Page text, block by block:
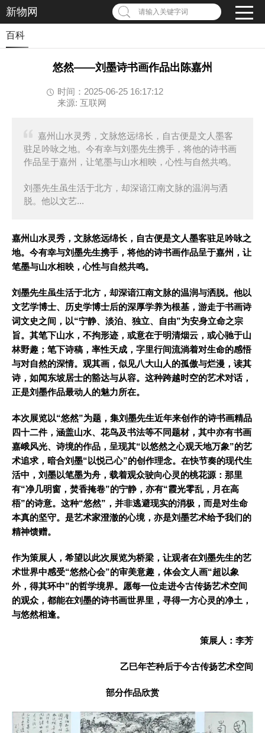
新物网 请输入关键字词
百科
悠然——刘墨诗书画作品出陈嘉州
时间：2025-06-25 16:17:12
来源: 互联网
嘉州山水灵秀，文脉悠远绵长，自古便是文人墨客
驻足吟咏之地。今有幸与刘墨先生携手，将他的诗书画
作品呈于嘉州，让笔墨与山水相映，心性与自然共鸣。
刘墨先生虽生活于北方，却深谙江南文脉的温润与洒
脱。他以文艺...
嘉州山水灵秀，文脉悠远绵长，自古便是文人墨客驻足吟咏之
地。今有幸与刘墨先生携手，将他的诗书画作品呈于嘉州，让
笔墨与山水相映，心性与自然共鸣。
刘墨先生虽生活于北方，却深谙江南文脉的温润与洒脱。他以
文艺学博士、历史学博士后的深厚学养为根基，游走于书画诗
词文史之间，以“宁静、淡泊、独立、自由”为安身立命之宗
旨。其笔下山水，不拘形迹，或意在于明清烟云，或心驰于山
林野趣；笔下诗稿，率性天成，字里行间流淌着对生命的感悟
与对自然的深情。观其画，似见八大山人的孤傲与烂漫，读其
诗，如闻东坡居士的豁达与从容。这种跨越时空的艺术对话，
正是刘墨作品最动人的魅力所在。
本次展览以“悠然”为题，集刘墨先生近年来创作的诗书画精品
四十二件，涵盖山水、花鸟及书法等不同题材，其中亦有书画
嘉峨风光、诗境的作品，呈现其“以悠然之心观天地万象”的艺
术追求，暗合刘墨“以悦己心”的创作理念。在快节奏的现代生
活中，刘墨以笔墨为舟，载着观众驶向心灵的桃花源：那里
有“净几明窗，焚香掩卷”的宁静，亦有“霞光零乱，月在高
梧”的诗意。这种“悠然”，并非逃避现实的消极，而是对生命
本真的坚守。是艺术家澄澈的心境，亦是刘墨艺术给予我们的
精神馈赠。
作为策展人，希望以此次展览为桥梁，让观者在刘墨先生的艺
术世界中感受“悠然心会”的审美意趣，体会文人画“超以象
外，得其环中”的哲学境界。愿每一位走进今古传扬艺术空间
的观众，都能在刘墨的诗书画世界里，寻得一方心灵的净土，
与悠然相逢。
策展人：李芳
乙巳年芒种后于今古传扬艺术空间
部分作品欣赏